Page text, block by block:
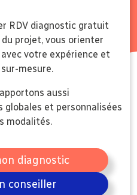
RDV diagnostic gratuit
projet, vous orienter
votre expérience et
mesure.
aussi
et personnalisées
modalités.
diagnostic
conseiller